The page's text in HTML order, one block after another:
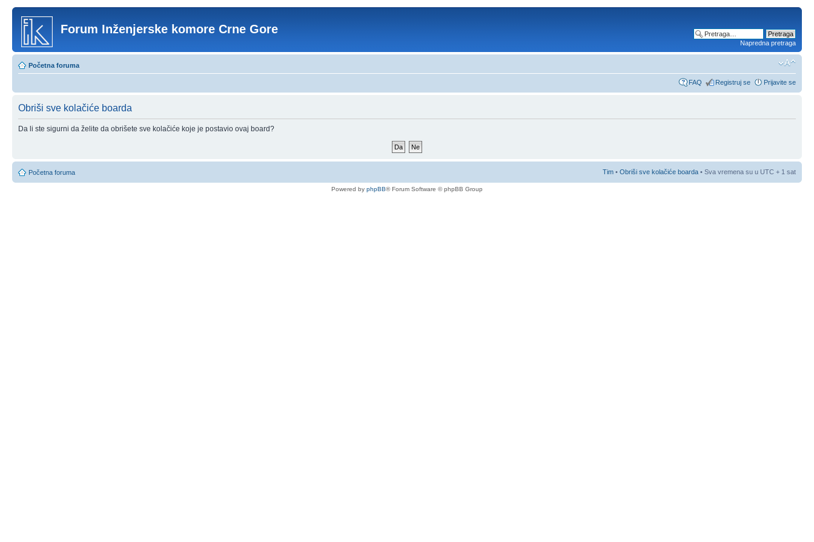
Forum Inženjerske komore Crne Gore
Napredna pretraga
Početna foruma
FAQ Registruj se Prijavite se
Obriši sve kolačiće boarda
Da li ste sigurni da želite da obrišete sve kolačiće koje je postavio ovaj board?
Početna foruma Tim • Obriši sve kolačiće boarda • Sva vremena su u UTC + 1 sat
Powered by phpBB® Forum Software © phpBB Group